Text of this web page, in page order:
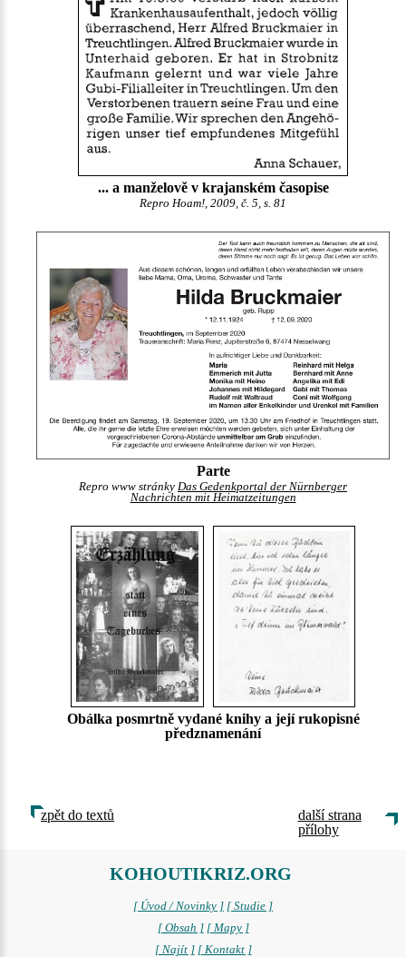
... a manželově v krajanském časopise
Repro Hoam!, 2009, č. 5, s. 81
Parte
Repro www stránky Das Gedenkportal der Nürnberger
Nachrichten mit Heimatzeitungen
Obálka posmrtně vydané knihy a její rukopisné
předznamenání
zpět do textů
další strana
přílohy
KOHOUTIKRIZ.ORG
[ Úvod / Novinky ] [ Studie ]
[ Obsah ] [ Mapy ]
[ Najít ] [ Kontakt ]